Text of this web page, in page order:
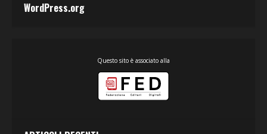
WordPress.org
Questo sito è associato alla